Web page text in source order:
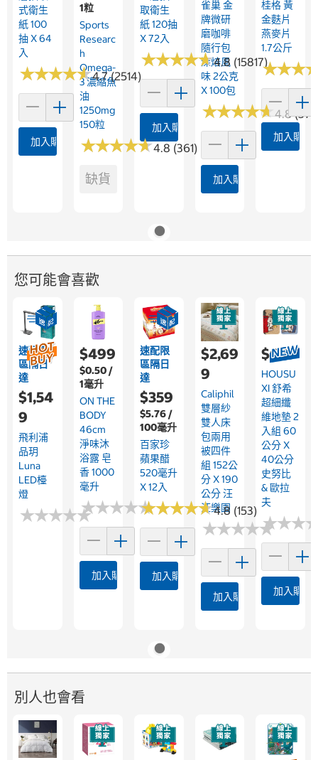
式衛生
紙 100
抽 X 64
入
★★★★★
★★★★★4.7 (2514)
加入購物車
1粒
Sports
Researc
H
Omega-
3 濃縮魚
油
1250mg
150粒
★★★★★
★★★★★4.8 (361)
缺貨
取衛生
紙 120抽
X 72入
★★★★★
★★★★★4.8 (15817)
加入購物車
雀巢 金
牌微研
磨咖啡
隨行包
深焙風
味 2公克
X 100包
★★★★★
★★★★★4.8
加入購物車
桂格 黃
金麩片
燕麥片
1.7公斤
★★★
★★★
加入購物
您可能會喜歡
速配限
區隔日
達
$1,54
9
飛利浦
品玥
Luna
LED檯
燈
★★★★★
★★★★★
$499
$0.50 /
1毫升
ON THE
BODY
46cm
淨味沐
浴露 皂
香 1000
毫升
★★★★★
★★★★★
加入購物車
速配限
區隔日
達
$359
$5.76 /
100毫升
百家珍
蘋果醋
520毫升
X 12入
★★★★★
★★★★★4.8 (153)
加入購物車
$2,69
9
Caliphil
雙層紗
雙人床
包兩用
被四件
組 152公
分 X 190
公分 汪
汪樂園
★★★★★
★★★★★
加入購物車
$689
HOUSU
XI 舒希
超細纖
維地墊 2
入組 60
公分 X
40公分
史努比
& 歐拉
夫
★★★
★★★
加入購物
別人也會看